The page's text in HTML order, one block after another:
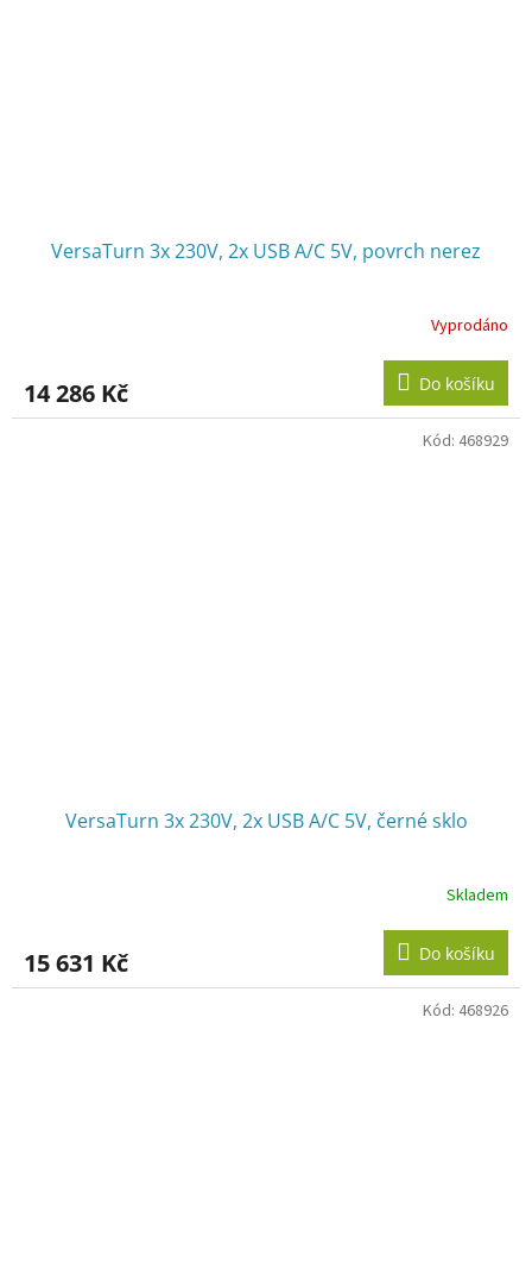
VersaTurn 3x 230V, 2x USB A/C 5V, povrch nerez
Vyprodáno
14 286 Kč Do košíku
VersaTurn 3x 230V, 2x USB A/C 5V, černé sklo
Skladem
15 631 Kč Do košíku
Kód: 468929
Kód: 468926